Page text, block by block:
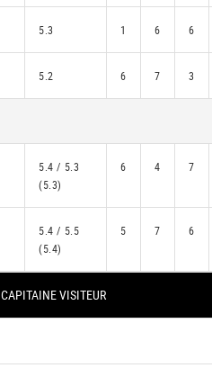
5.3 1 6 6
5.2 6 7 3
5.4 / 5.3
(5.3)
6 4 7
5.4 / 5.5
(5.4)
5 7 6
CAPITAINE VISITEUR